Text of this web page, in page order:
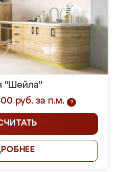
"Шейла"
руб. за п.м.
?